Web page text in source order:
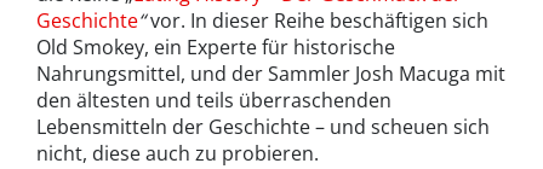
Geschichte“vor. In dieser Reihe beschäftigen sich
Old Smokey, ein Experte für historische
Nahrungsmittel, und der Sammler Josh Macuga mit
den ältesten und teils überraschenden
Lebensmitteln der Geschichte – und scheuen sich
nicht, diese auch zu probieren.